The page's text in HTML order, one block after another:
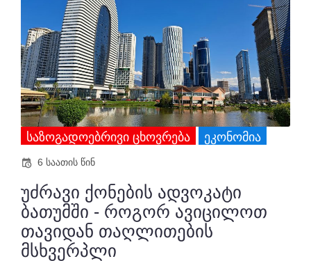
ᲡᲐᲖᲝᲒᲐᲓᲝᲔᲑᲠᲘᲕᲘ ᲪᲮᲝᲕᲠᲔᲑᲐ ᲔᲙᲝᲜᲝᲛᲘᲐ
6 საათის წინ
უძრავი ქონების ადვოკატი
ბათუმში - როგორ ავიცილოთ
თავიდან თაღლითების
მსხვერპლი